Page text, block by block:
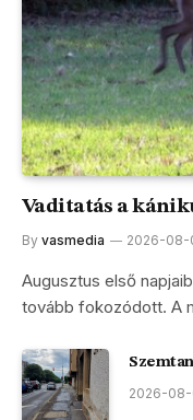
Vaditatás a
By vasmedia 2026-08-
Augusztus első
tovább fokozódott. A
2026-08-